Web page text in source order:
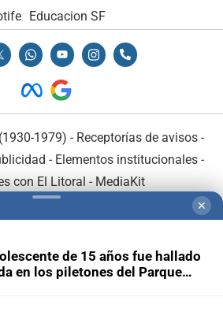
Educacion SF
1979) - Receptorías de avisos -
- Elementos institucionales-
con El Litoral - MediaKit
✕
de 15 años fue hallado
en los piletones del Parque